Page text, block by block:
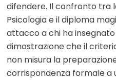
difendere. Il confronto tra
Psicologia e il diploma
attacco a chi ha
dimostrazione che il
non misura la
corrispondenza formale a